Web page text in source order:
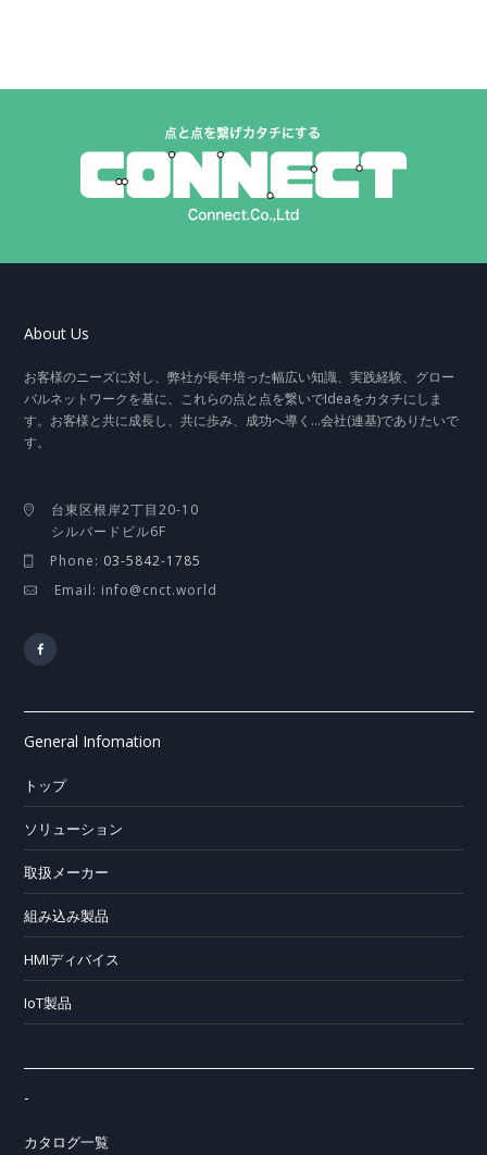
About Us
お客様のニーズに対し、弊社が長年培った幅広い知識、実践経験、グロー
バルネットワークを基に、これらの点と点を繋いでIdeaをカタチにしま
す。お客様と共に成長し、共に歩み、成功へ導く…会社(連基)でありたいで
す。
台東区根岸2丁目20-10
シルバードビル6F
Phone: 03-5842-1785
Email: info@cnct.world
General Infomation
トップ
ソリューション
取扱メーカー
組み込み製品
HMIディバイス
IoT製品
-
カタログ一覧